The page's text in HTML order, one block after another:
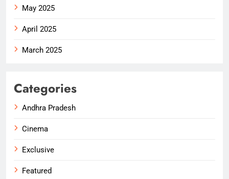
May 2025
April 2025
March 2025
Categories
Andhra Pradesh
Cinema
Exclusive
Featured